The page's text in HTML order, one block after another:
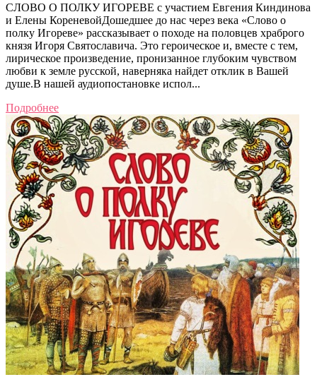
СЛОВО О ПОЛКУ ИГОРЕВЕ с участием Евгения Киндинова
и Елены КореневойДошедшее до нас через века «Слово о
полку Игореве» рассказывает о походе на половцев храброго
князя Игоря Святославича. Это героическое и, вместе с тем,
лирическое произведение, пронизанное глубоким чувством
любви к земле русской, наверняка найдет отклик в Вашей
душе.В нашей аудиопостановке испол...
Подробнее